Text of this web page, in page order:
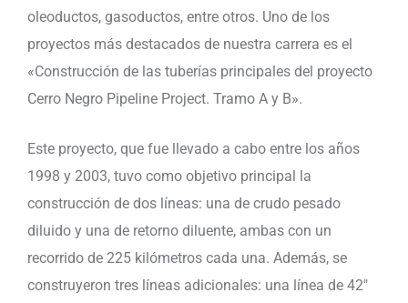
oleoductos, gasoductos, entre otros. Uno de los
proyectos más destacados de nuestra carrera es el
«Construcción de las tuberías principales del proyecto
Cerro Negro Pipeline Project. Tramo A y B».
Este proyecto, que fue llevado a cabo entre los años
1998 y 2003, tuvo como objetivo principal la
construcción de dos líneas: una de crudo pesado
diluido y una de retorno diluente, ambas con un
recorrido de 225 kilómetros cada una. Además, se
construyeron tres líneas adicionales: una línea de 42″